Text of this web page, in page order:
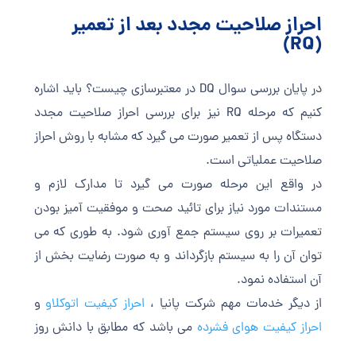
احراز صلاحیت مجدد بعد از تعمیر
(RQ)
در پایان بررسی سوال DQ در معتبرسازی چیست؟ باید اشاره
کنیم که مرحله RQ نیز برای بررسی احراز صلاحیت مجدد
دستگاه پس از تعمیر صورت می گیرد که مشابه با روش احراز
صلاحیت عملیاتی است.
در واقع این مرحله صورت می گیرد تا مدارک لازم و
مستندات مورد نیاز برای تائید صحت و موفقیت آمیز بودن
تعمیرات بر روی سیستم جمع آوری شود. به طوری که می
توان آن را به سیستم بازگرداند و به صورت رضایت بخش از
آن استفاده نمود.
از دیگر خدمات مهم شرکت پانیا ، احراز کیفیت اتوکلاو و
احراز کیفیت هوای فشرده می باشد که مطابق با دانش روز